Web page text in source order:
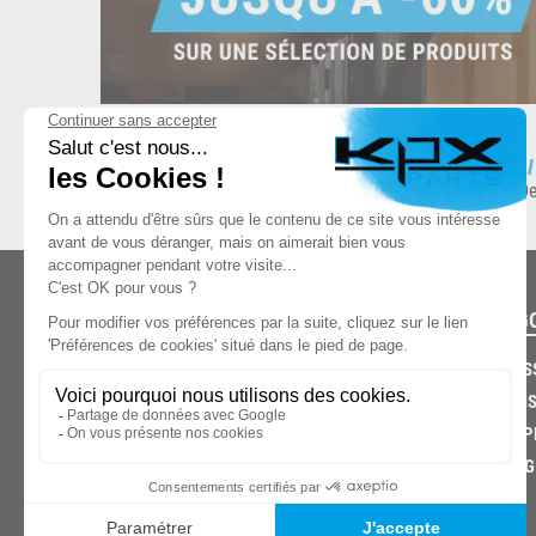
ESPACE DE STOCKAGE
8.500 produits en stock
03.85.32.96.74
© 2026 -KPX PARTS- SITE CRÉÉ PARLET'S CLIC